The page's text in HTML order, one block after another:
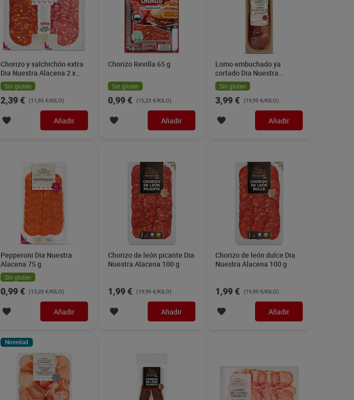
Chorizo y salchichón extra
Dia Nuestra Alacena 2 x
100 g
Sin gluten
2,39 € (11,95 €/KILO)
Añadir
Chorizo Revilla 65 g
Sin gluten
0,99 € (15,23 €/KILO)
Añadir
Lomo embuchado ya
cortado Dia Nuestra
Alacena 200 g
Sin gluten
3,99 € (19,95 €/KILO)
Añadir
Pepperoni Dia Nuestra
Alacena 75 g
Sin gluten
0,99 € (13,20 €/KILO)
Añadir
Chorizo de león picante Dia
Nuestra Alacena 100 g
1,99 € (19,90 €/KILO)
Añadir
Chorizo de león dulce Dia
Nuestra Alacena 100 g
1,99 € (19,90 €/KILO)
Añadir
Novedad